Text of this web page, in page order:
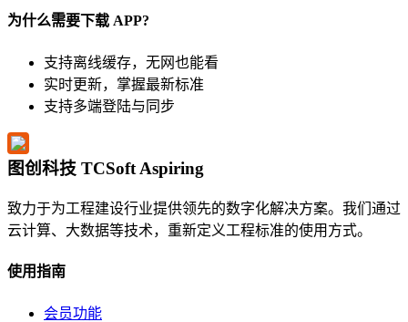
为什么需要下载 APP?
支持离线缓存，无网也能看
实时更新，掌握最新标准
支持多端登陆与同步
图创科技 TCSoft Aspiring
致力于为工程建设行业提供领先的数字化解决方案。我们通过
云计算、大数据等技术，重新定义工程标准的使用方式。
使用指南
会员功能